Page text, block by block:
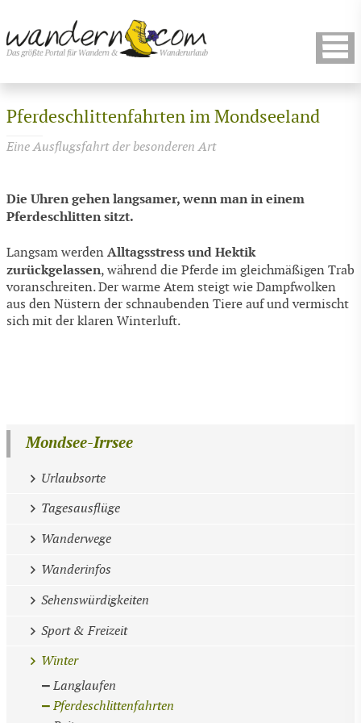
Pferdeschlittenfahrten im Mondseeland
Eine Ausflugsfahrt der besonderen Art
Die Uhren gehen langsamer, wenn man in einem
Pferdeschlitten sitzt.
Langsam werden Alltagsstress und Hektik
zurückgelassen, während die Pferde im gleichmäßigen Trab
voranschreiten. Der warme Atem steigt wie Dampfwolken
aus den Nüstern der schnaubenden Tiere auf und vermischt
sich mit der klaren Winterluft.
Mondsee-Irrsee
Urlaubsorte
Tagesausflüge
Wanderwege
Wanderinfos
Sehenswürdigkeiten
Sport & Freizeit
Winter
Langlaufen
Pferdeschlittenfahrten